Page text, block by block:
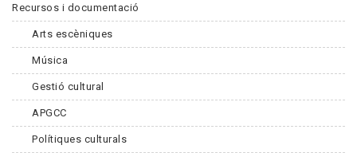
Recursos i documentació
Arts escèniques
Música
Gestió cultural
APGCC
Polítiques culturals